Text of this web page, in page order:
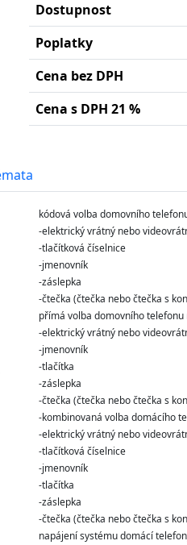
Dostupnost
Poplatky
Cena bez DPH
Cena s DPH 21 %
kódová volba domovního
-elektrický vrátný nebo
-tlačítková číselnice
-jmenovník
-záslepka
-čtečka (čtečka nebo čtečka s
přímá volba domovního
-elektrický vrátný nebo
-jmenovník
-tlačítka
-záslepka
-čtečka (čtečka nebo čtečka s
-kombinovaná volba domácího
-elektrický vrátný nebo
-tlačítková číselnice
-jmenovník
-tlačítka
-záslepka
-čtečka (čtečka nebo čtečka s
napájení systému domácí